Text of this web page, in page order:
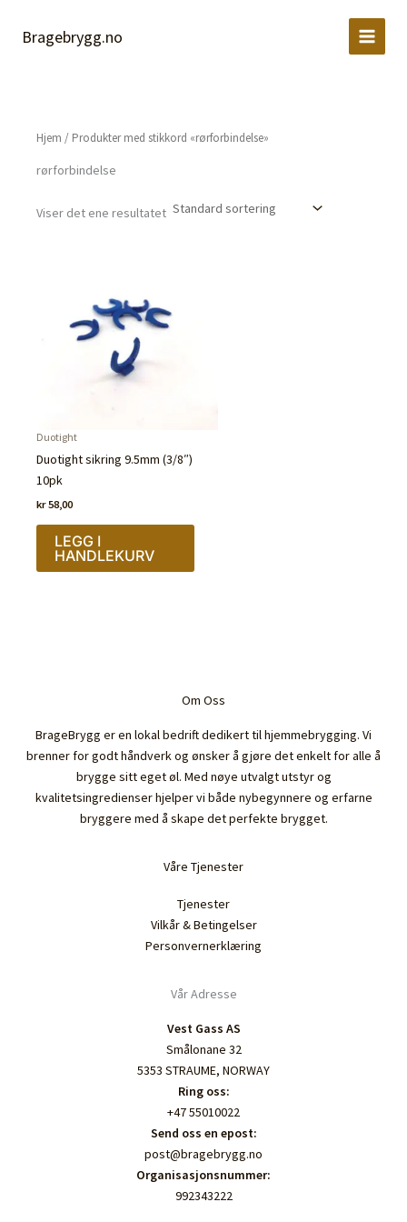
Bragebrygg.no
Hjem / Produkter med stikkord «rørforbindelse»
rørforbindelse
Viser det ene resultatet
Duotight
Duotight sikring 9.5mm (3/8″)
10pk
kr58,00
LEGG I
HANDLEKURV
Om Oss
BrageBrygg er en lokal bedrift dedikert til hjemmebrygging. Vi
brenner for godt håndverk og ønsker å gjøre det enkelt for alle å
brygge sitt eget øl. Med nøye utvalgt utstyr og
kvalitetsingredienser hjelper vi både nybegynnere og erfarne
bryggere med å skape det perfekte brygget.
Våre Tjenester
Tjenester
Vilkår & Betingelser
Personvernerklæring
Vår Adresse
Vest Gass AS
Smålonane 32
5353 STRAUME, NORWAY
Ring oss:
+47 55010022
Send oss en epost:
post@bragebrygg.no
Organisasjonsnummer:
992343222